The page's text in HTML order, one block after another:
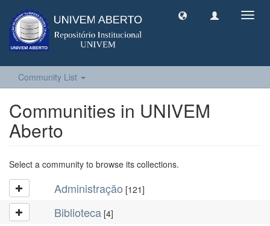
Community List
Communities in UNIVEM
Aberto
Select a community to browse its collections.
Administração [121]
Biblioteca[4]